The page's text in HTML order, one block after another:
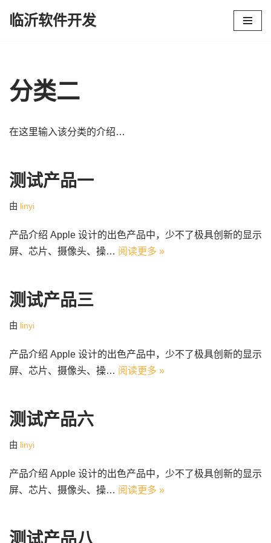
文
临沂软件开发
分类二
在这里输入该分类的介绍…
测试产品一
由 linyi
产品介绍 Apple 设计的出色产品中，少不了极具创新的显示
屏、芯片、摄像头、操… 阅读更多 »
测试产品三
由 linyi
产品介绍 Apple 设计的出色产品中，少不了极具创新的显示
屏、芯片、摄像头、操… 阅读更多 »
测试产品六
由 linyi
产品介绍 Apple 设计的出色产品中，少不了极具创新的显示
屏、芯片、摄像头、操… 阅读更多 »
测试产品八